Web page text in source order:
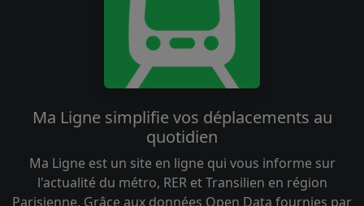
Ma Ligne simplifie vos déplacements au
quotidien
Ma Ligne est un site en ligne qui vous informe sur
l'actualité du métro, RER et Transilien en région
Parisienne. Grâce aux données Open Data fournies par